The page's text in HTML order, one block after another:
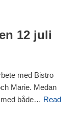
12 juli
med Bistro
Marie. Medan
med både… Read